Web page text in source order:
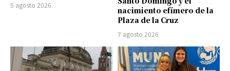
5 agosto 2026
nacimiento efímero de la
Plaza de la Cruz
7 agosto 2026